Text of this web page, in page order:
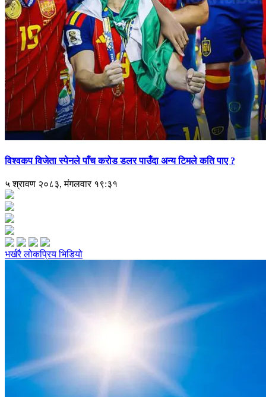
विश्वकप विजेता स्पेनले पाँच करोड डलर पाउँदा अन्य टिमले कति पाए ?
५ श्रावण २०८३, मंगलवार १९:३१
भर्खरैलोकप्रियभिडियो